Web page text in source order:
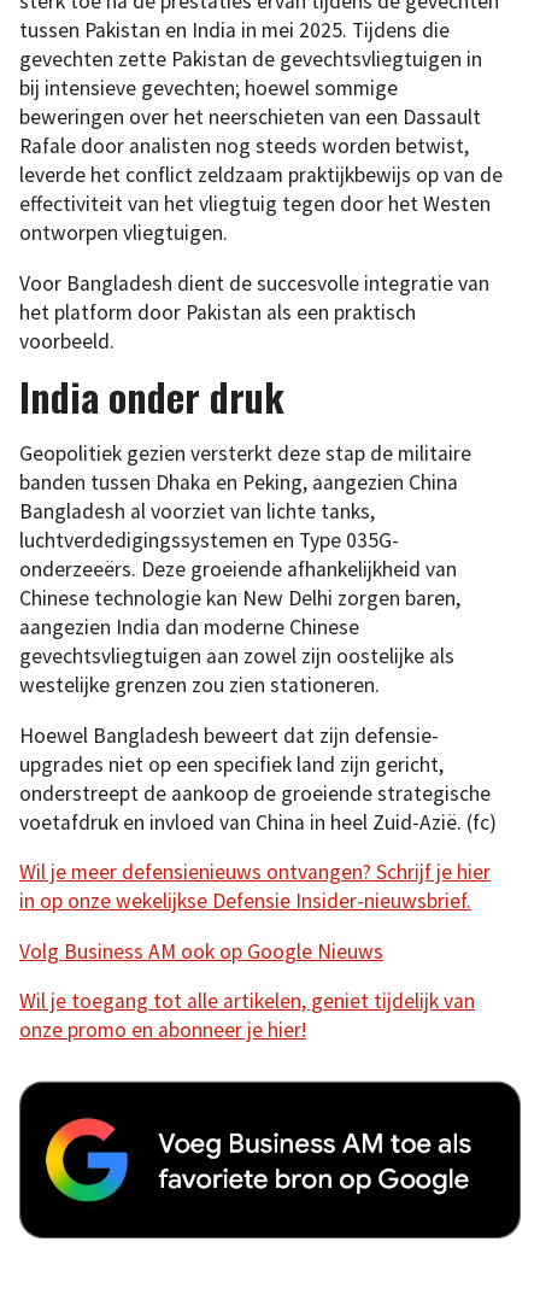
tussen Pakistan en India in mei 2025. Tijdens die
gevechten zette Pakistan de gevechtsvliegtuigen in
bij intensieve gevechten; hoewel sommige
beweringen over het neerschieten van een Dassault
Rafale door analisten nog steeds worden betwist,
leverde het conflict zeldzaam praktijkbewijs op van de
effectiviteit van het vliegtuig tegen door het Westen
ontworpen vliegtuigen.
Voor Bangladesh dient de succesvolle integratie van
het platform door Pakistan als een praktisch
voorbeeld.
India onder druk
Geopolitiek gezien versterkt deze stap de militaire
banden tussen Dhaka en Peking, aangezien China
Bangladesh al voorziet van lichte tanks,
luchtverdedigingssystemen en Type 035G-
onderzeeërs. Deze groeiende afhankelijkheid van
Chinese technologie kan New Delhi zorgen baren,
aangezien India dan moderne Chinese
gevechtsvliegtuigen aan zowel zijn oostelijke als
westelijke grenzen zou zien stationeren.
Hoewel Bangladesh beweert dat zijn defensie-
upgrades niet op een specifiek land zijn gericht,
onderstreept de aankoop de groeiende strategische
voetafdruk en invloed van China in heel Zuid-Azië. (fc)
Wil je meer defensienieuws ontvangen? Schrijf je hier
in op onze wekelijkse Defensie Insider-nieuwsbrief.
Volg Business AM ook op Google Nieuws
Wil je toegang tot alle artikelen, geniet tijdelijk van
onze promo en abonneer je hier!